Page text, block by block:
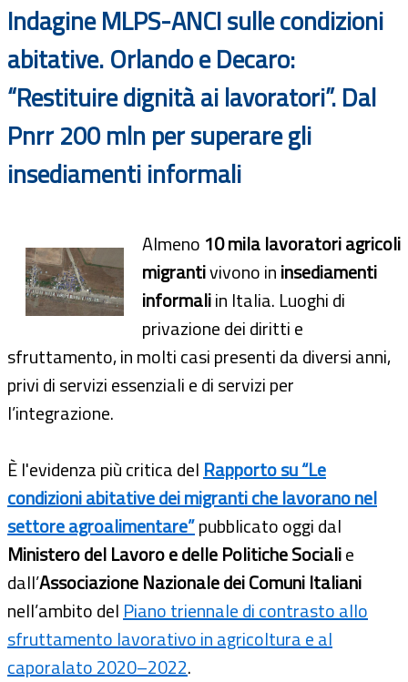
Indagine MLPS-ANCI sulle condizioni
abitative. Orlando e Decaro:
“Restituire dignità ai lavoratori”. Dal
Pnrr 200 mln per superare gli
insediamenti informali
Almeno 10 mila lavoratori agricoli
migrantivivono ininsediamenti
informaliin Italia. Luoghi di
privazione dei diritti e
sfruttamento, in molti casi presenti da diversi anni,
privi di servizi essenziali e di servizi per
l’integrazione.
È l'evidenza più critica del Rapporto su “Le
condizioni abitative dei migranti che lavorano nel
settore agroalimentare”pubblicato oggi dal
Ministero del Lavoro e delle Politiche Socialie
dall’Associazione Nazionale dei Comuni Italiani
nell’ambito del Piano triennale di contrasto allo
sfruttamento lavorativo in agricoltura e al
caporalato 2020–2022.